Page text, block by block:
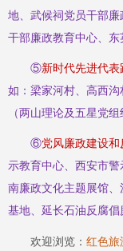
地、武候祠党员干部
干部廉政教育中心、东
⑤新时代先进代表
如：梁家河村、高西沟
（两山理论及五星党
⑥党风廉政建设和
示教育中心、西安市
南廉政文化主题展馆
基地、延长石油反腐倡
欢迎浏览： 红色旅